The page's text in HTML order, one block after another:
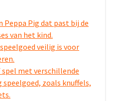
Peppa Pig dat past bij de
van het kind.
veilig is voor
met verschillende
zoals knuffels,